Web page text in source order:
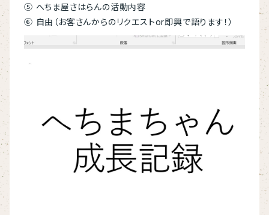
⑤ へちま屋さはらんの活動内容
⑥ 自由（お客さんからのリクエストor即興で語ります！）